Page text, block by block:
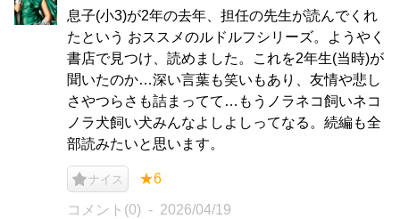
息子(小3)が2年の去年、担任の先生が読んでくれ
たという おススメのルドルフシリーズ。ようやく
書店で見つけ、読めました。これを2年生(当時)が
聞いたのか…深い言葉も笑いもあり、友情や悲し
さやつらさも詰まってて…もうノラネコ飼いネコ
ノラ犬飼い犬みんなよしよしってなる。続編も全
部読みたいと思います。
ナイス ★6
コメント(0) 2026/04/19